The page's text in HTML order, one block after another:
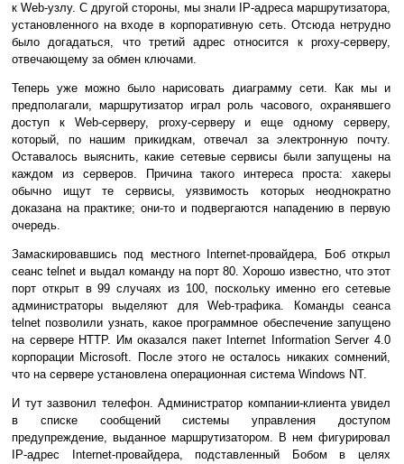
к Web-узлу. С другой стороны, мы знали IP-адреса маршрутизатора,
установленного на входе в корпоративную сеть. Отсюда нетрудно
было догадаться, что третий адрес относится к proxy-серверу,
отвечающему за обмен ключами.
Теперь уже можно было нарисовать диаграмму сети. Как мы и
предполагали, маршрутизатор играл роль часового, охранявшего
доступ к Web-серверу, proxy-серверу и еще одному серверу,
который, по нашим прикидкам, отвечал за электронную почту.
Оставалось выяснить, какие сетевые сервисы были запущены на
каждом из серверов. Причина такого интереса проста: хакеры
обычно ищут те сервисы, уязвимость которых неоднократно
доказана на практике; они-то и подвергаются нападению в первую
очередь.
Замаскировавшись под местного Internet-провайдера, Боб открыл
сеанс telnet и выдал команду на порт 80. Хорошо известно, что этот
порт открыт в 99 случаях из 100, поскольку именно его сетевые
администраторы выделяют для Web-трафика. Команды сеанса
telnet позволили узнать, какое программное обеспечение запущено
на сервере HTTP. Им оказался пакет Internet Information Server 4.0
корпорации Microsoft. После этого не осталось никаких сомнений,
что на сервере установлена операционная система Windows NT.
И тут зазвонил телефон. Администратор компании-клиента увидел
в списке сообщений системы управления доступом
предупреждение, выданное маршрутизатором. В нем фигурировал
IP-адрес Internet-провайдера, подставленный Бобом в целях